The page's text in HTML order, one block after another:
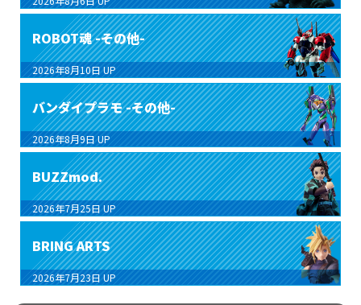
ROBOT魂 -その他-
2026年8月10日 UP
バンダイプラモ -その他-
2026年8月9日 UP
BUZZmod.
2026年7月25日 UP
BRING ARTS
2026年7月23日 UP